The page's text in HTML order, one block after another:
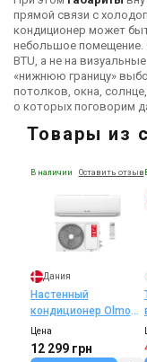
прямой связи с
кондиционер может
небольшое помещение.
BTU, а не на
«нижнюю границу»
потолков, окна,
о которых поговорим
Товары из
В наличии Оставить отзыв
Дания
Настенный
кондиционер Olmo
INVENTA DELUXE
(LDH3) ON/OFF
Цена
12 299 грн